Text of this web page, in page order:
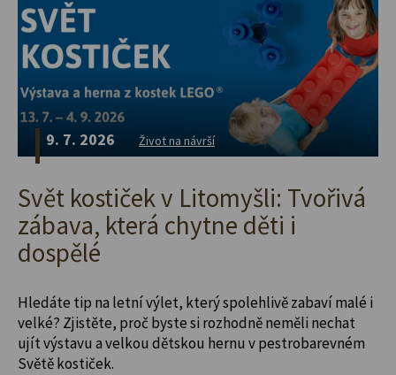
9. 7. 2026 Život na návrší
Svět kostiček v Litomyšli: Tvořivá
zábava, která chytne děti i
dospělé
Hledáte tip na letní výlet, který spolehlivě zabaví malé i
velké? Zjistěte, proč byste si rozhodně neměli nechat
ujít výstavu a velkou dětskou hernu v pestrobarevném
Světě kostiček.